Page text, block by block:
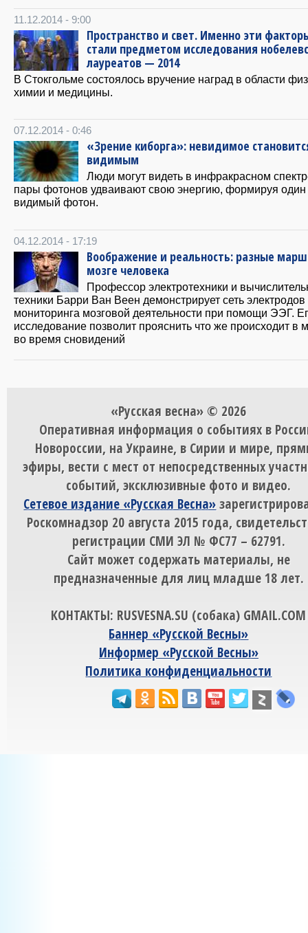
11.12.2014 - 9:00
Пространство и свет. Именно эти
стали предметом исследования
лауреатов — 2014
В Стокгольме состоялось вручение наград в области
химии и медицины.
07.12.2014 - 0:46
«Зрение киборга»: невидимое
видимым
Люди могут видеть в инфракрасном
пары фотонов удваивают свою энергию, формируя один
видимый фотон.
04.12.2014 - 17:19
Воображение и реальность: разные
мозге человека
Профессор электротехники и
техники Барри Ван Веен демонстрирует сеть
мониторинга мозговой деятельности при помощи ЭЭГ.
исследование позволит прояснить что же происходит в
во время сновидений
«Русская весна» © 2026
Оперативная информация о событиях в
Новороссии, на Украине, в Сирии и мире,
эфиры, вести с мест от непосредственных
событий, эксклюзивные фото и видео.
Сетевое издание «Русская Весна»
Роскомнадзор 20 августа 2015 года,
регистрации СМИ ЭЛ № ФС77 – 62791.
Сайт может содержать материалы, не
предназначенные для лиц младше 18 лет.
КОНТАКТЫ: RUSVESNA.SU (собака) GMAIL.COM
Баннер «Русской Весны»
Информер «Русской Весны»
Политика конфиденциальности